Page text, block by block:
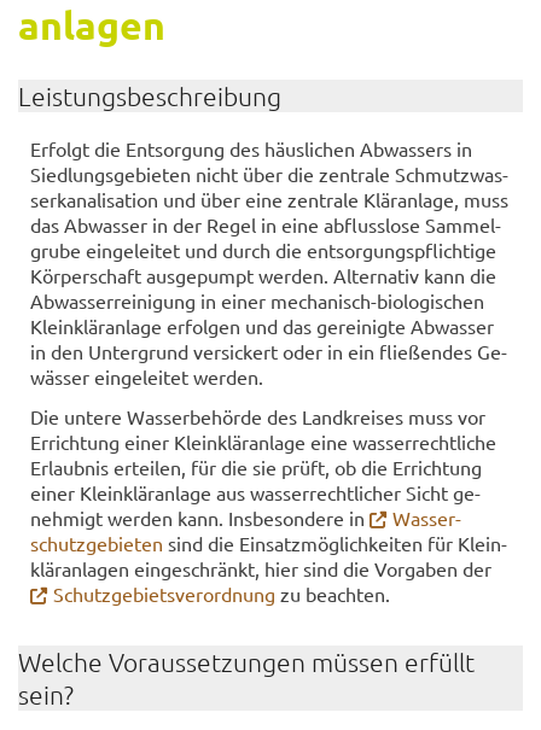
an­la­gen
Leis­tungs­be­schrei­bung
Er­folgt die Ent­sor­gung des häus­li­chen Ab­was­sers in
Sied­lungs­ge­bie­ten nicht über die zen­tra­le Schmutz­was­
ser­ka­na­li­sa­ti­on und über eine zen­tra­le Klär­an­la­ge, muss
das Ab­was­ser in der Regel in eine ab­fluss­lo­se Sam­mel­
gru­be ein­ge­lei­tet und durch die ent­sor­gungs­pflich­ti­ge
Kör­per­schaft aus­ge­pumpt wer­den. Al­ter­na­tiv kann die
Ab­was­ser­rei­ni­gung in einer mechanisch-​biologischen
Klein­klär­an­la­ge er­fol­gen und das ge­rei­nig­te Ab­was­ser
in den Un­ter­grund ver­si­ckert oder in ein flie­ßen­des Ge­
wäs­ser ein­ge­lei­tet wer­den.
Die un­te­re Was­ser­be­hör­de des Land­krei­ses muss vor
Er­rich­tung einer Klein­klär­an­la­ge eine was­ser­recht­li­che
Er­laub­nis er­tei­len, für die sie prüft, ob die Er­rich­tung
einer Klein­klär­an­la­ge aus was­ser­recht­li­cher Sicht ge­
neh­migt wer­den kann. Ins­be­son­de­re in
Was­ser­
schutz­ge­bie­ten sind die Ein­satz­mög­lich­kei­ten für Klein­
klär­an­la­gen ein­ge­schränkt, hier sind die Vor­ga­ben der
Schutz­ge­biets­ver­ord­nung zu be­ach­ten.
Wel­che Vor­aus­set­zun­gen müs­sen er­füllt
sein?